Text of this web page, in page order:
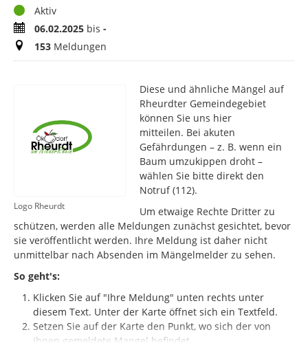
StatusAktiv
Zeitraum06.02.2025 bis -
Meldungen
153 Meldungen
Logo Rheurdt
Diese und ähnliche Mängel auf
Rheurdter Gemeindegebiet
können Sie uns hier
mitteilen. Bei akuten
Gefährdungen – z. B. wenn ein
Baum umzukippen droht –
wählen Sie bitte direkt den
Notruf (112).
Um etwaige Rechte Dritter zu
schützen, werden alle Meldungen zunächst gesichtet, bevor
sie veröffentlicht werden. Ihre Meldung ist daher nicht
unmittelbar nach Absenden im Mängelmelder zu sehen.
So geht's:
Klicken Sie auf "Ihre Meldung" unten rechts unter
diesem Text. Unter der Karte öffnet sich ein Textfeld.
Setzen Sie auf der Karte den Punkt, wo sich der von